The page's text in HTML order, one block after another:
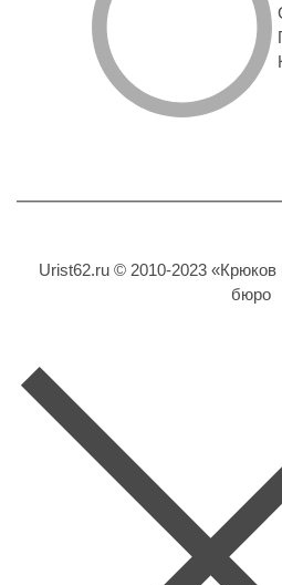
Urist62.ru © 2010-2023
бюро